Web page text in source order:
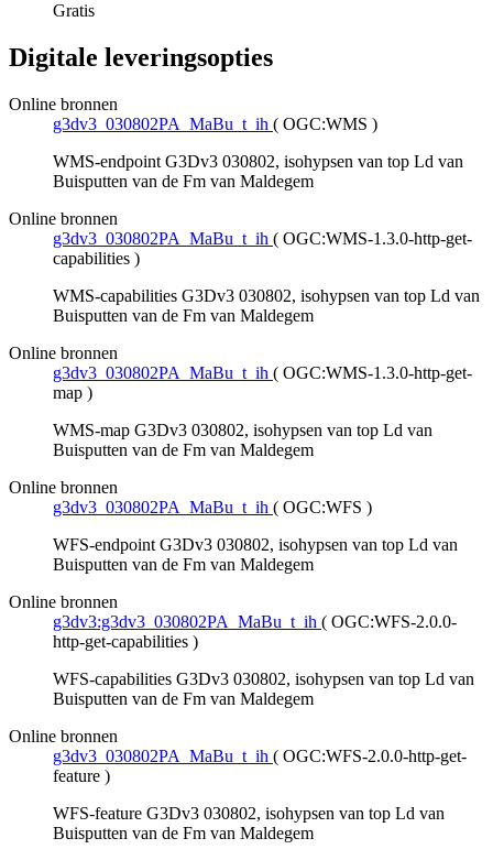
Gratis
Digitale leveringsopties
Online bronnen
g3dv3_030802PA_MaBu_t_ih ( OGC:WMS )
WMS-endpoint G3Dv3 030802, isohypsen van top Ld van
Buisputten van de Fm van Maldegem
Online bronnen
g3dv3_030802PA_MaBu_t_ih ( OGC:WMS-1.3.0-http-get-
capabilities )
WMS-capabilities G3Dv3 030802, isohypsen van top Ld van
Buisputten van de Fm van Maldegem
Online bronnen
g3dv3_030802PA_MaBu_t_ih ( OGC:WMS-1.3.0-http-get-
map )
WMS-map G3Dv3 030802, isohypsen van top Ld van
Buisputten van de Fm van Maldegem
Online bronnen
g3dv3_030802PA_MaBu_t_ih ( OGC:WFS )
WFS-endpoint G3Dv3 030802, isohypsen van top Ld van
Buisputten van de Fm van Maldegem
Online bronnen
g3dv3:g3dv3_030802PA_MaBu_t_ih ( OGC:WFS-2.0.0-
http-get-capabilities )
WFS-capabilities G3Dv3 030802, isohypsen van top Ld van
Buisputten van de Fm van Maldegem
Online bronnen
g3dv3_030802PA_MaBu_t_ih ( OGC:WFS-2.0.0-http-get-
feature )
WFS-feature G3Dv3 030802, isohypsen van top Ld van
Buisputten van de Fm van Maldegem